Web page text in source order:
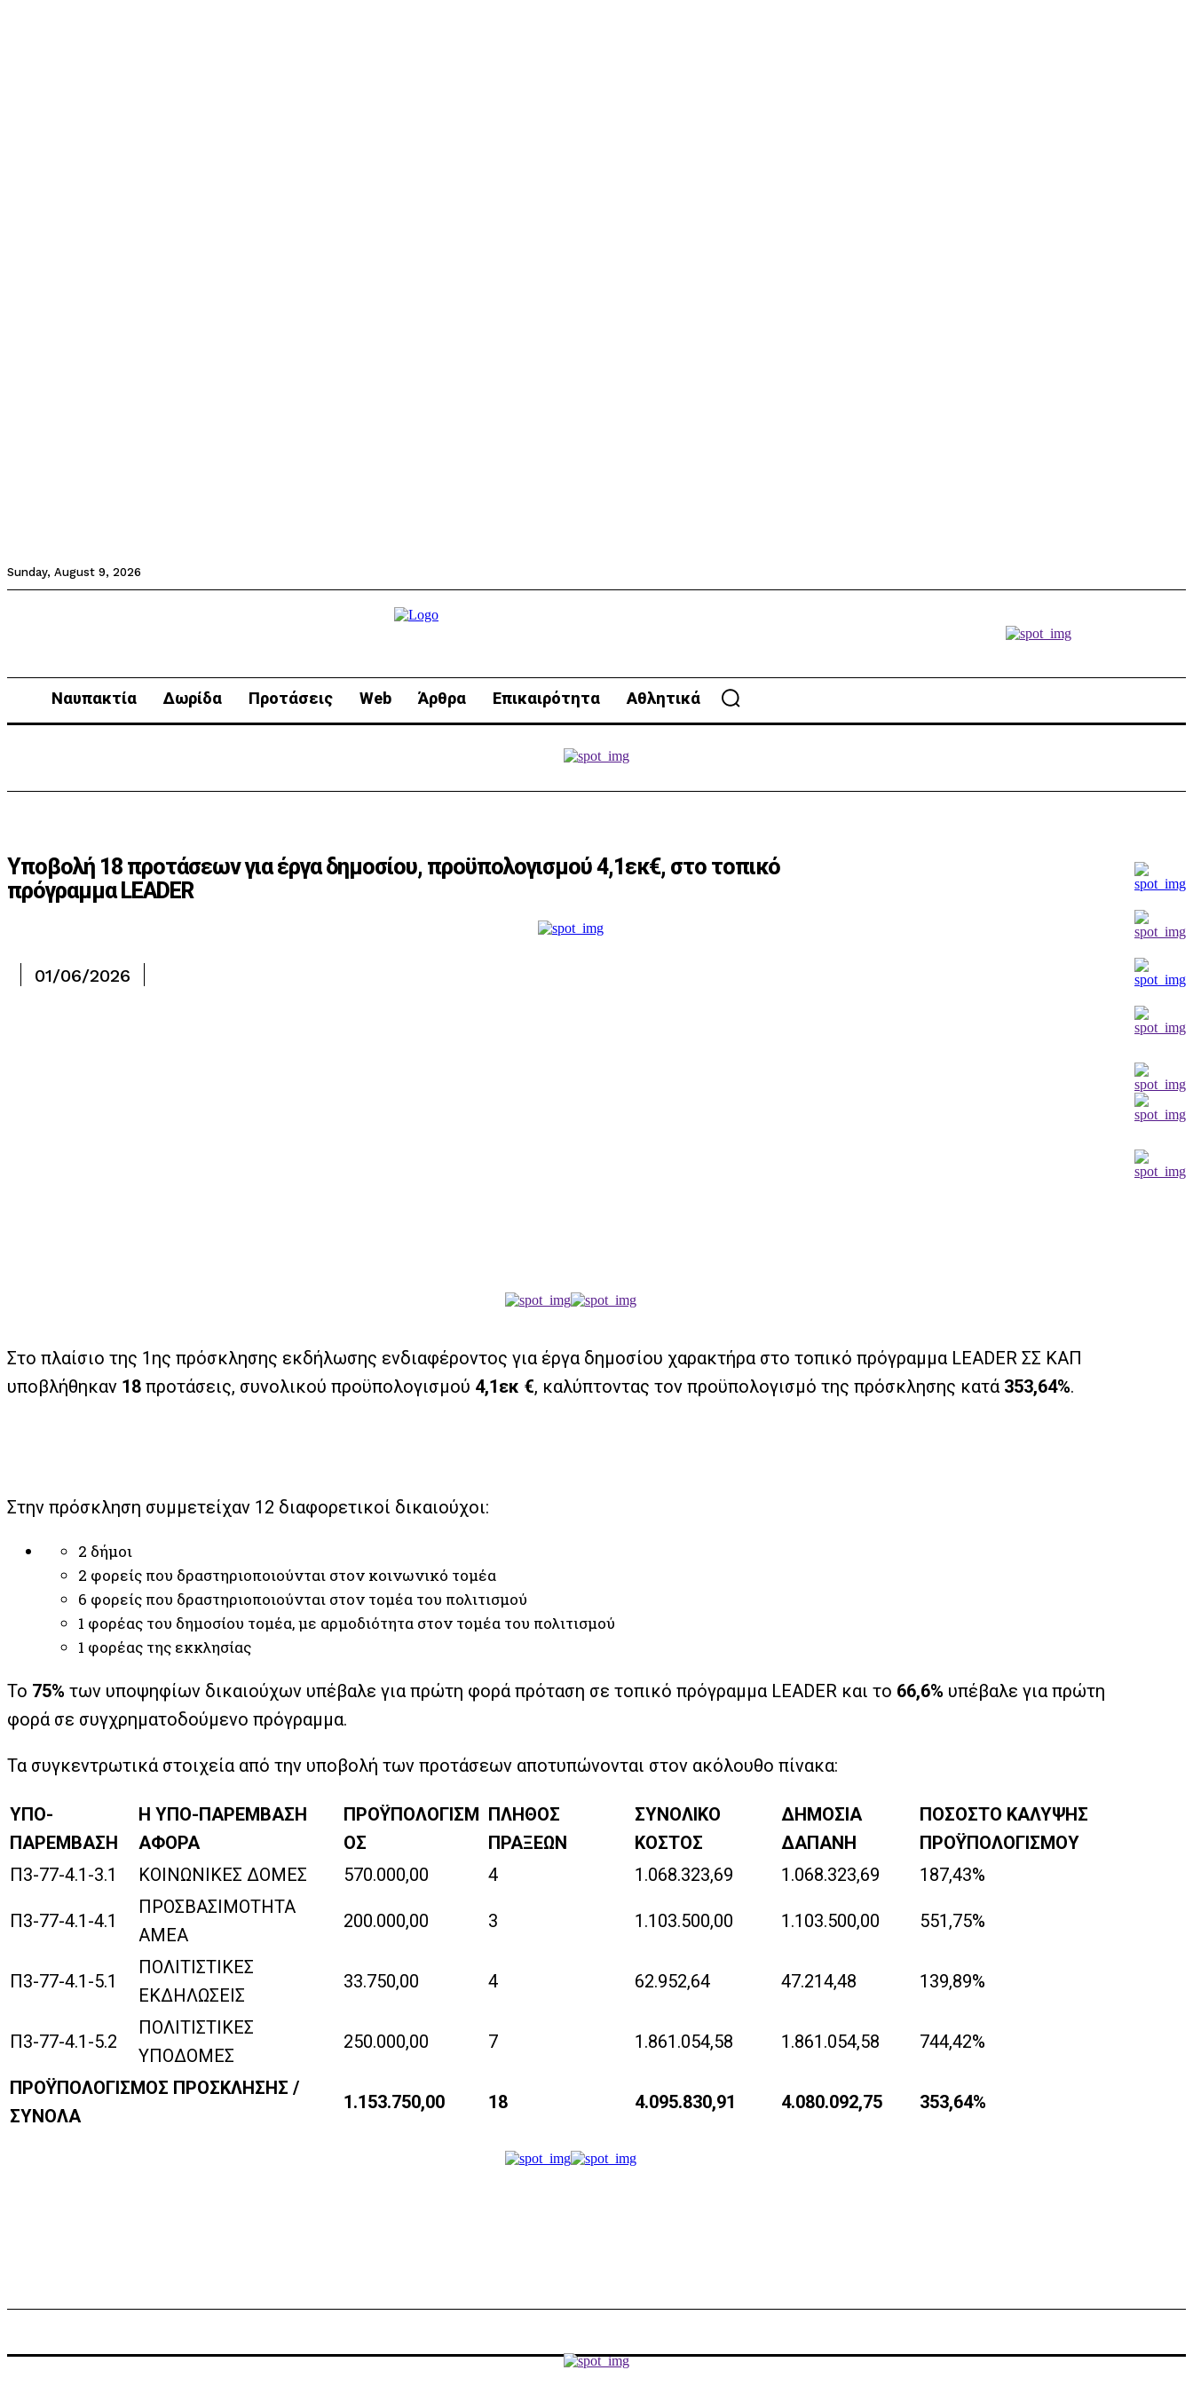
Sunday, August 9, 2026
Ναυπακτία Δωρίδα Προτάσεις Web Άρθρα Επικαιρότητα Αθλητικά
Υποβολή 18 προτάσεων για έργα δημοσίου, προϋπολογισμού 4,1εκ€, στο τοπικό
πρόγραμμα LEADER
01/06/2026
Στο πλαίσιο της 1ης πρόσκλησης εκδήλωσης ενδιαφέροντος για έργα δημοσίου χαρακτήρα στο τοπικό πρόγραμμα LEADER ΣΣ ΚΑΠ
υποβλήθηκαν 18 προτάσεις, συνολικού προϋπολογισμού 4,1εκ €, καλύπτοντας τον προϋπολογισμό της πρόσκλησης κατά 353,64%.
Στην πρόσκληση συμμετείχαν 12 διαφορετικοί δικαιούχοι:
2 δήμοι
2 φορείς που δραστηριοποιούνται στον κοινωνικό τομέα
6 φορείς που δραστηριοποιούνται στον τομέα του πολιτισμού
1 φορέας του δημοσίου τομέα, με αρμοδιότητα στον τομέα του πολιτισμού
1 φορέας της εκκλησίας
Το 75% των υποψηφίων δικαιούχων υπέβαλε για πρώτη φορά πρόταση σε τοπικό πρόγραμμα LEADER και το 66,6% υπέβαλε για πρώτη
φορά σε συγχρηματοδούμενο πρόγραμμα.
Τα συγκεντρωτικά στοιχεία από την υποβολή των προτάσεων αποτυπώνονται στον ακόλουθο πίνακα:
ΥΠΟ-
ΠΑΡΕΜΒΑΣΗ
Η ΥΠΟ-ΠΑΡΕΜΒΑΣΗ
ΑΦΟΡΑ
ΠΡΟΫΠΟΛΟΓΙΣΜ
ΟΣ
ΠΛΗΘΟΣ
ΠΡΑΞΕΩΝ
ΣΥΝΟΛΙΚΟ
ΚΟΣΤΟΣ
ΔΗΜΟΣΙΑ
ΔΑΠΑΝΗ
ΠΟΣΟΣΤΟ ΚΑΛΥΨΗΣ
ΠΡΟΫΠΟΛΟΓΙΣΜΟΥ
Π3-77-4.1-3.1
ΚΟΙΝΩΝΙΚΕΣ ΔΟΜΕΣ 570.000,00 4 1.068.323,69 1.068.323,69 187,43%
Π3-77-4.1-4.1
ΠΡΟΣΒΑΣΙΜΟΤΗΤΑ
ΑΜΕΑ
200.000,00 3 1.103.500,00 1.103.500,00 551,75%
Π3-77-4.1-5.1
ΠΟΛΙΤΙΣΤΙΚΕΣ
ΕΚΔΗΛΩΣΕΙΣ
33.750,00 4 62.952,64 47.214,48 139,89%
Π3-77-4.1-5.2
ΠΟΛΙΤΙΣΤΙΚΕΣ
ΥΠΟΔΟΜΕΣ
250.000,00 7 1.861.054,58 1.861.054,58 744,42%
ΠΡΟΫΠΟΛΟΓΙΣΜΟΣ ΠΡΟΣΚΛΗΣΗΣ /
ΣΥΝΟΛΑ
1.153.750,00 18 4.095.830,91 4.080.092,75 353,64%